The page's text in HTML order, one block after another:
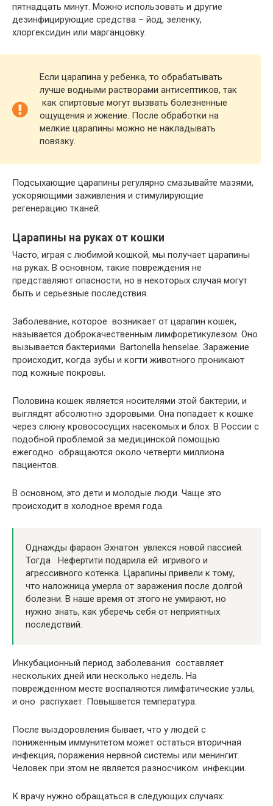
пятнадцать минут. Можно использовать и другие
дезинфицирующие средства – йод, зеленку,
хлоргексидин или марганцовку.
Если царапина у ребенка, то обрабатывать
лучше водными растворами антисептиков, так
как спиртовые могут вызвать болезненные
ощущения и жжение. После обработки на
мелкие царапины можно не накладывать
повязку.
Подсыхающие царапины регулярно смазывайте мазями,
ускоряющими заживления и стимулирующие
регенерацию тканей.
Царапины на руках от кошки
Часто, играя с любимой кошкой, мы получает царапины
на руках. В основном, такие повреждения не
представляют опасности, но в некоторых случая могут
быть и серьезные последствия.
Заболевание, которое возникает от царапин кошек,
называется доброкачественным лимфоретикулезом. Оно
вызывается бактериями Bartonella henselae. Заражение
происходит, когда зубы и когти животного проникают
под кожные покровы.
Половина кошек является носителями этой бактерии, и
выглядят абсолютно здоровыми. Она попадает к кошке
через слюну кровососущих насекомых и блох. В России с
подобной проблемой за медицинской помощью
ежегодно обращаются около четверти миллиона
пациентов.
В основном, это дети и молодые люди. Чаще это
происходит в холодное время года.
Однажды фараон Эхнатон увлекся новой пассией.
Тогда Нефертити подарила ей игривого и
агрессивного котенка. Царапины привели к тому,
что наложница умерла от заражения после долгой
болезни. В наше время от этого не умирают, но
нужно знать, как уберечь себя от неприятных
последствий.
Инкубационный период заболевания составляет
нескольких дней или несколько недель. На
поврежденном месте воспаляются лимфатические узлы,
и оно распухает. Повышается температура.
После выздоровления бывает, что у людей с
пониженным иммунитетом может остаться вторичная
инфекция, поражения нервной системы или менингит.
Человек при этом не является разносчиком инфекции.
К врачу нужно обращаться в следующих случаях: